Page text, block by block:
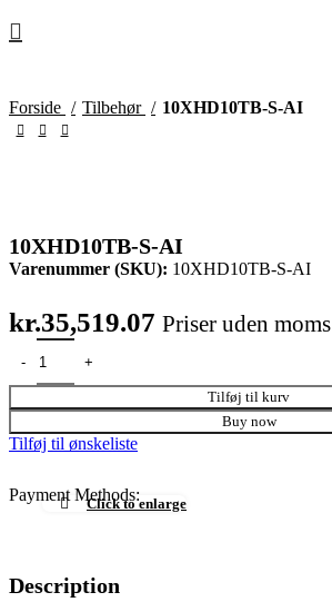
Forside Tilbehør 10XHD10TB-S-AI
Click to enlarge
10XHD10TB-S-AI
Varenummer (SKU): 10XHD10TB-S-AI
kr.35,519.07 Priser uden moms
Tilføj til kurv
Buy now
Tilføj til ønskeliste
Payment Methods:
Description